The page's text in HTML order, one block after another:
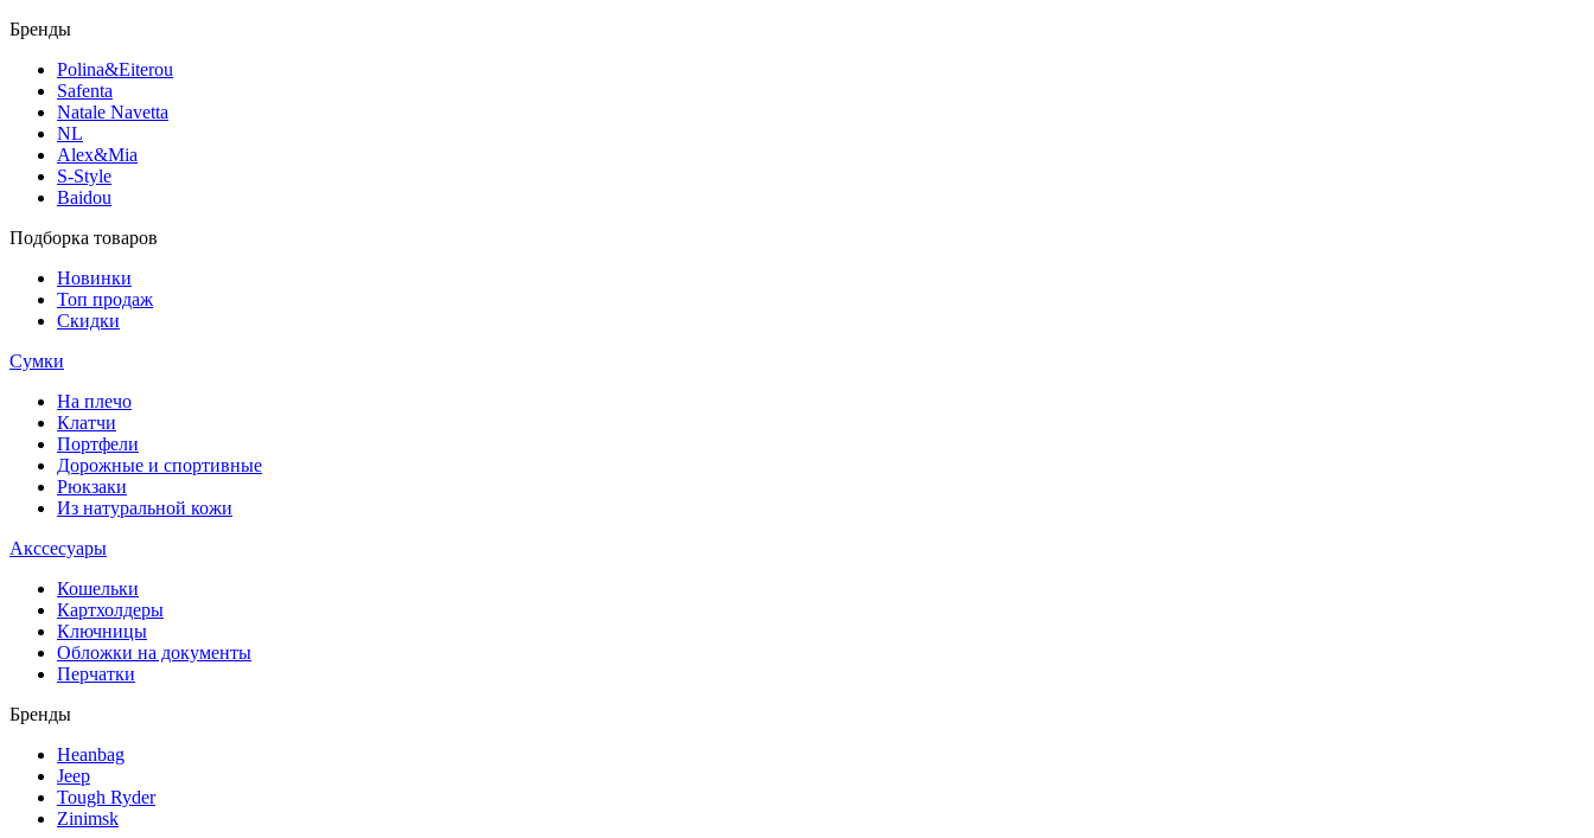
Бренды
Polina&Eiterou
Safenta
Natale Navetta
NL
Alex&Mia
S-Style
Baidou
Подборка товаров
Новинки
Топ продаж
Скидки
Сумки
На плечо
Клатчи
Портфели
Дорожные и спортивные
Рюкзаки
Из натуральной кожи
Акссесуары
Кошельки
Картхолдеры
Ключницы
Обложки на документы
Перчатки
Бренды
Heanbag
Jeep
Tough Ryder
Zinimsk